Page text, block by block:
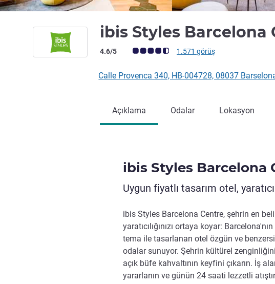
ibis Styles Barcelona
Avis müşterileri puanı (ALL Puanlama)
4.6/5 1.571 görüş
Calle Provenca 340, HB-004728, 08037
Açıklama Odalar Lokasyon
ibis Styles Barcelona
Uygun fiyatlı tasarım otel,
ibis Styles Barcelona Centre, şehrin en
yaratıcılığınızı ortaya koyar:
tema ile tasarlanan otel özgün ve
odalar sunuyor. Şehrin kültürel
açık büfe kahvaltının keyfini çıkarın. İş
yararlanın ve günün 24 saati lezzetli